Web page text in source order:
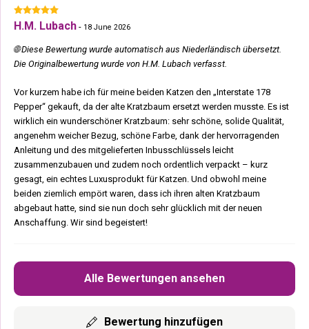
Alle Bewertungen ansehen
Bewertung hinzufügen
H.M. Lubach - 18 June 2026
🌐 Diese Bewertung wurde automatisch aus Niederländisch übersetzt.
Die Originalbewertung wurde von H.M. Lubach verfasst.
Vor kurzem habe ich für meine beiden Katzen den „Interstate 178
Pepper“ gekauft, da der alte Kratzbaum ersetzt werden musste. Es ist
wirklich ein wunderschöner Kratzbaum: sehr schöne, solide Qualität,
angenehm weicher Bezug, schöne Farbe, dank der hervorragenden
Anleitung und des mitgelieferten Inbusschlüssels leicht
zusammenzubauen und zudem noch ordentlich verpackt – kurz
gesagt, ein echtes Luxusprodukt für Katzen. Und obwohl meine
beiden ziemlich empört waren, dass ich ihren alten Kratzbaum
abgebaut hatte, sind sie nun doch sehr glücklich mit der neuen
Anschaffung. Wir sind begeistert!